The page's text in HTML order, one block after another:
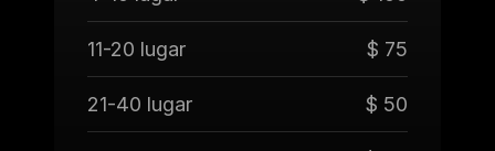
11-20 lugar $ 75
21-40 lugar $ 50